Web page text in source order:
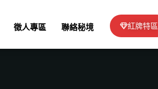
徵人專區 聯絡秘境 紅牌特區